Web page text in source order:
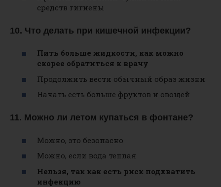
средств гигиены
10. Что делать при кишечной инфекции?
Пить больше жидкости, как можно
скорее обратиться к врачу
Продолжить вести обычный образ жизни
Начать есть больше фруктов и овощей
11. Можно ли летом купаться в фонтане?
Можно, это безопасно
Можно, если вода теплая
Нельзя, так как есть риск подхватить
инфекцию